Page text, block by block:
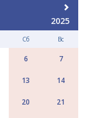
2025
Сб Вс
6 7
13 14
20 21